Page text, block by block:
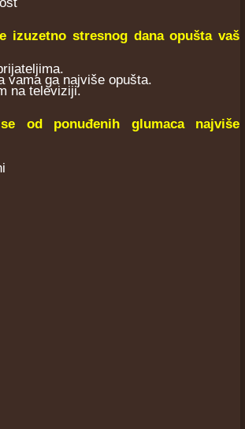
izuzetno stresnog dana opušta vaš
ga najviše opušta.
na televiziji.
od ponuđenih glumaca najviše